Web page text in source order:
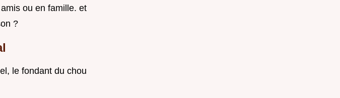
ou en famille. et
?
le fondant du chou